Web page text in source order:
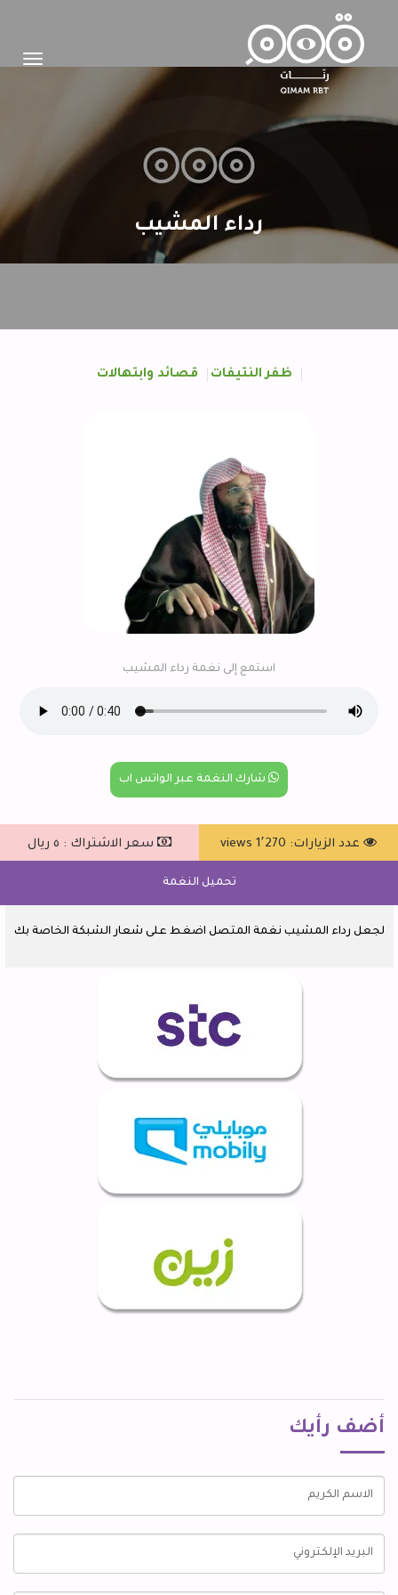
رداء المشيب
ظفر النتيفات قصائد وابتهالات
استمع إلى نغمة رداء المشيب
شارك النغمة عبر الواتس اب
عدد الزيارات: 1٬270 views سعر الاشتراك : ٥ ريال
تحميل النغمة
لجعل رداء المشيب نغمة المتصل اضغط على شعار الشبكة الخاصة بك
أضف رأيك